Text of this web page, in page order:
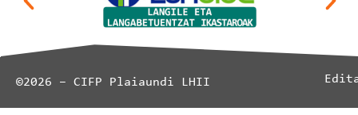
©2026 – CIFP Plaiaundi LHII